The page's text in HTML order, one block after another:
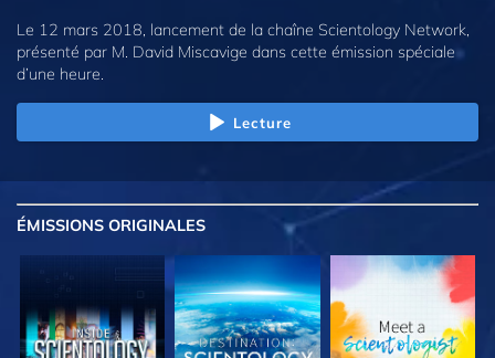
Le 12 mars 2018, lancement de la chaîne Scientology Network,
présenté par M. David Miscavige dans cette émission spéciale
d’une heure.
Lecture
ÉMISSIONS ORIGINALES